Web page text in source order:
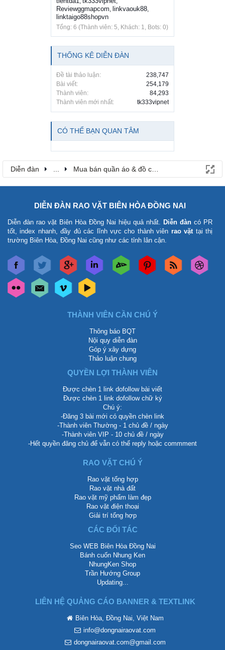
Reviewggmapcom, linkvaouk88,
linktaigo88shopvn
Tổng: 6 (Thành viên: 5, Khách: 1, Bots: 0)
THỐNG KÊ DIỄN ĐÀN
Đề tài thảo luận:
238,747
Bài viết:
254,179
Thành viên:
84,293
Thành viên mới nhất:
tk333vipnet
CÓ THỂ BẠN QUAN TÂM
Diễn đàn ... Mua bán quần áo & đồ cho bé
DIỄN ĐÀN RAO VẶT BIÊN HÒA ĐỒNG NAI
Diễn đàn rao vặt Biên Hòa Đồng Nai hiệu quả nhất. Diễn đàn có PR
tốt, index nhanh, đầy đủ các lĩnh vực cho thành viên rao vặttại thị
trường Biên Hòa, Đồng Nai cũng như các tỉnh lân cận.
THÀNH VIÊN CẦN CHÚ Ý
Thông báo BQT
Nội quy diễn đàn
Góp ý xây dựng
Thảo luận chung
QUYỀN LỢI THÀNH VIÊN
Được chèn 1 link dofollow bài viết
Được chèn 1 link dofollow chữ ký
Chú ý:
-Đăng 3 bài mới có quyền chèn link
-Thành viên Thường - 1 chủ đề / ngày
-Thành viên VIP - 10 chủ đề / ngày
-Hết quyền đăng chủ để vẫn có thể reply hoặc commment
RAO VẶT CHÚ Ý
Rao vặt tổng hợp
Rao vặt nhà đất
Rao vặt mỹ phẩm làm đẹp
Rao vặt điện thoại
Giải trí tổng hợp
CÁC ĐỐI TÁC
Seo WEB Biên Hòa Đồng Nai
Bánh cuốn Nhung Ken
NhungKen Shop
Trần Hướng Group
Updating...
LIÊN HỆ QUẢNG CÁO BANNER & TEXTLINK
Biên Hòa, Đồng Nai, Việt Nam
info@dongnairaovat.com
dongnairaovat.com@gmail.com